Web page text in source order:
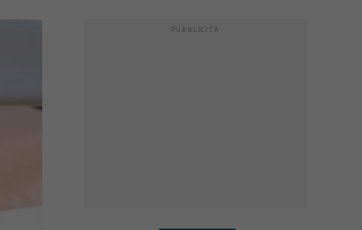
PUBBLICITÀ